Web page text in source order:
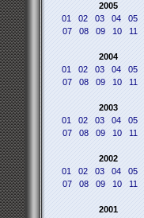
2005
01
02 03 04 05
07
08 09 10 11
2004
01
02 03 04 05
07
08 09 10 11
2003
01
02 03 04 05
07
08 09 10 11
2002
01
02 03 04 05
07
08 09 10 11
2001